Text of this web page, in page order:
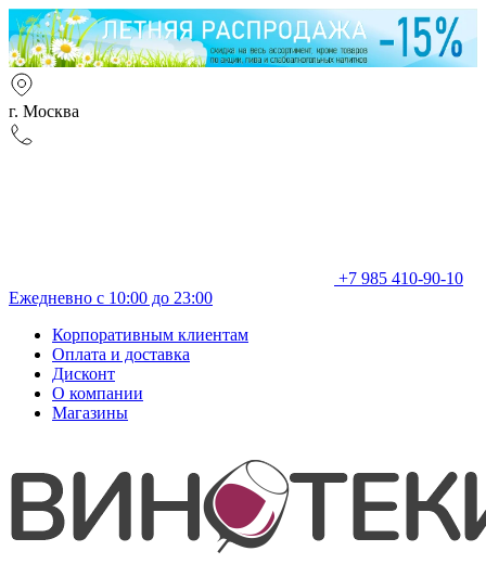
г. Москва
+7 985 410-90-10
Ежедневно с 10:00 до 23:00
Корпоративным клиентам
Оплата и доставка
Дисконт
О компании
Магазины